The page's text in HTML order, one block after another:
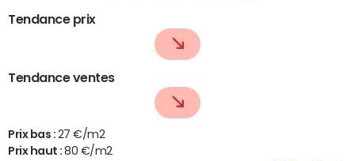
Tendance prix
Tendance ventes
Prix bas : 27 €/m2
Prix haut :80 €/m2